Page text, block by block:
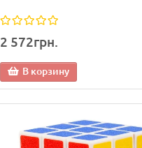
2 572грн.
В корзину